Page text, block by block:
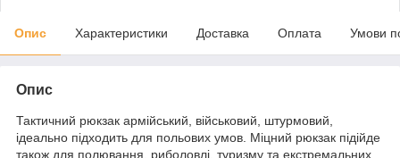
Опис Характеристики Доставка Оплата Умови
Опис
Тактичний рюкзак армійський, військовий, штурмовий,
ідеально підходить для польових умов. Міцний рюкзак підійде
також для полювання, риболовлі, туризму та екстремальних